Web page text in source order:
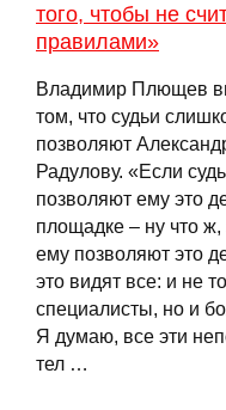
того, чтобы не
правилами»
Владимир Плющев
том, что судьи
позволяют
Радулову. «Если
позволяют ему это
площадке – ну что ж,
ему позволяют это
это видят все: и не
специалисты, но и
Я думаю, все эти
тел …